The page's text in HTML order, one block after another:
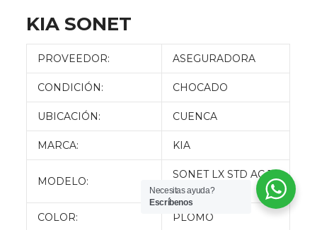
KIA SONET
PROVEEDOR: ASEGURADORA
CONDICIÓN: CHOCADO
UBICACIÓN: CUENCA
MARCA: KIA
MODELO:
SONET LX STD AC 1.5
5P 4X2 TM
COLOR: PLOMO
Necesitas ayuda?
Escríbenos